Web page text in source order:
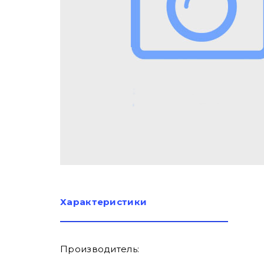
Характеристики
Производитель: